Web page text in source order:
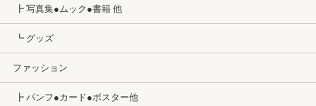
┣ 写真集●ムック●書籍 他
┗ グッズ
ファッション
┣ パンフ●カード●ポスター他